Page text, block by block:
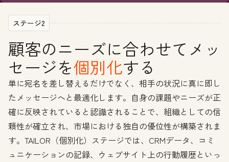
ステージ2
顧客のニーズに合わせてメッ
セージを個別化する
単に宛名を差し替えるだけでなく、相手の状況に真に即し
たメッセージへと最適化します。自身の課題やニーズが正
確に反映されていると認識されることで、組織としての信
頼性が確立され、市場における独自の優位性が構築されま
す。TAILOR（個別化）ステージでは、CRMデータ、コミ
ュニケーションの記録、ウェブサイト上の行動履歴といっ